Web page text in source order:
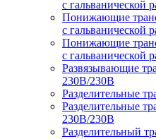
с гальванической
Понижающие
с гальванической
Понижающие
с гальванической
Развязывающие
230В/230В
Разделительные
Разделительные
230В/230В
Разделительный